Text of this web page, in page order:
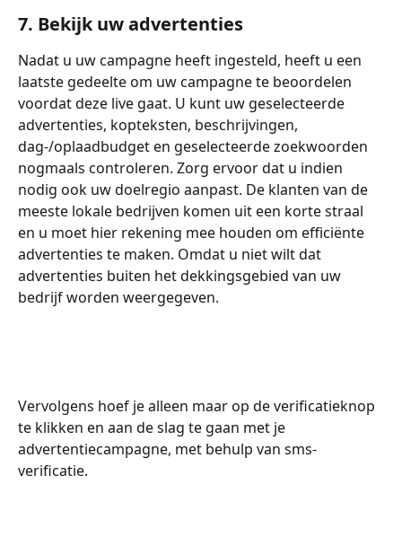
7. Bekijk uw advertenties
Nadat u uw campagne heeft ingesteld, heeft u een
laatste gedeelte om uw campagne te beoordelen
voordat deze live gaat. U kunt uw geselecteerde
advertenties, kopteksten, beschrijvingen,
dag-/oplaadbudget en geselecteerde zoekwoorden
nogmaals controleren. Zorg ervoor dat u indien
nodig ook uw doelregio aanpast. De klanten van de
meeste lokale bedrijven komen uit een korte straal
en u moet hier rekening mee houden om efficiënte
advertenties te maken. Omdat u niet wilt dat
advertenties buiten het dekkingsgebied van uw
bedrijf worden weergegeven.
Vervolgens hoef je alleen maar op de verificatieknop
te klikken en aan de slag te gaan met je
advertentiecampagne, met behulp van sms-
verificatie.